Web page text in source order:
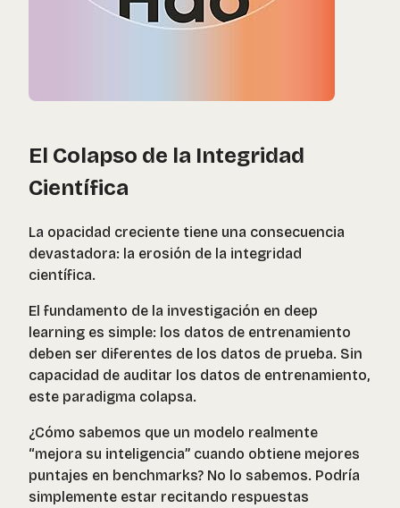
El Colapso de la Integridad
Científica
La opacidad creciente tiene una consecuencia
devastadora: la erosión de la integridad
científica.
El fundamento de la investigación en deep
learning es simple: los datos de entrenamiento
deben ser diferentes de los datos de prueba. Sin
capacidad de auditar los datos de entrenamiento,
este paradigma colapsa.
¿Cómo sabemos que un modelo realmente
“mejora su inteligencia” cuando obtiene mejores
puntajes en benchmarks? No lo sabemos. Podría
simplemente estar recitando respuestas